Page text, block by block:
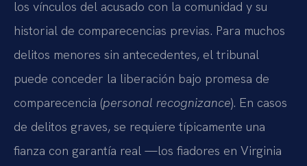
los vínculos del acusado con la comunidad y su
historial de comparecencias previas. Para muchos
delitos menores sin antecedentes, el tribunal
puede conceder la liberación bajo promesa de
comparecencia (personal recognizance). En casos
de delitos graves, se requiere típicamente una
fianza con garantía real —los fiadores en Virginia